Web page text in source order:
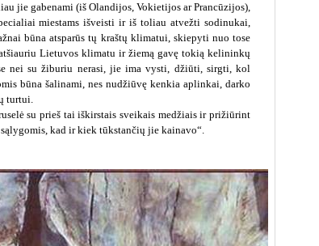
jie gabenami (iš Olandijos, Vokietijos ar Prancūzijos),
miestams išveisti ir iš toliau atvežti sodinukai,
būna atsparūs tų kraštų klimatui, skiepyti nuo tose
Lietuvos klimatu ir žiemą gavę tokią kelininkų
nei su žiburiu nerasi, jie ima vysti, džiūti, sirgti, kol
būna šalinami, nes nudžiūvę kenkia aplinkai, darko
turtui.
su prieš tai iškirstais sveikais medžiais ir prižiūrint
kad ir kiek tūkstančių jie kainavo“.